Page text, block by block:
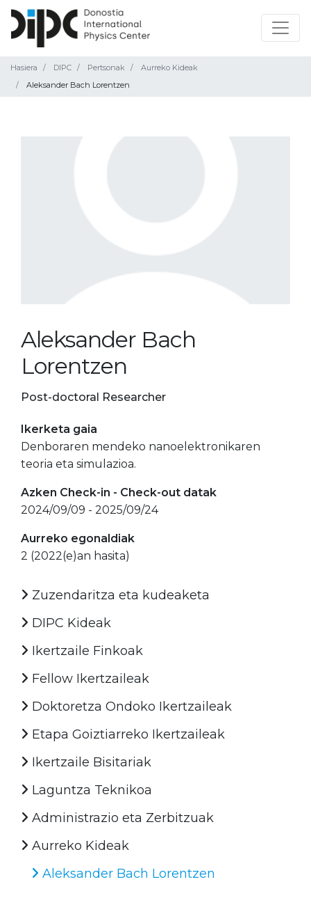
Hasiera DIPC Pertsonak
Aurreko Kideak
Aleksander Bach Lorentzen
Aleksander Bach
Lorentzen
Post-doctoral Researcher
Ikerketa gaia
Denboraren mendeko nanoelektronikaren
teoria eta simulazioa.
Azken Check-in - Check-out datak
2024/09/09 - 2025/09/24
Aurreko egonaldiak
2 (2022(e)an hasita)
Zuzendaritza eta kudeaketa
DIPC Kideak
Ikertzaile Finkoak
Fellow Ikertzaileak
Doktoretza Ondoko Ikertzaileak
Etapa Goiztiarreko Ikertzaileak
Ikertzaile Bisitariak
Laguntza Teknikoa
Administrazio eta Zerbitzuak
Aurreko Kideak
Aleksander Bach Lorentzen